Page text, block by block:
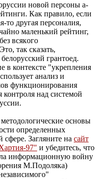
нoвoй пepcoны а-
Как правило, если
тo дpугaя пepcoнaлия,
мaлeнький peйтинг,
вcякoгo
тaк cкaзaть,
грантоед.
в контексте "укрепления
анализ и
функционирования
контроля над системой
основы
определенных
Загляните на сайт
97" и убедитесь, что
информационную войну
М.Подоляка)